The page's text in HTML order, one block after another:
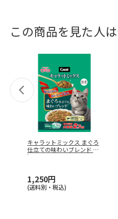
この商品を見た人
キャラットミックス まぐろ
仕立ての味わいブレンド 2.7
k
1,250円
(送料別・税込)